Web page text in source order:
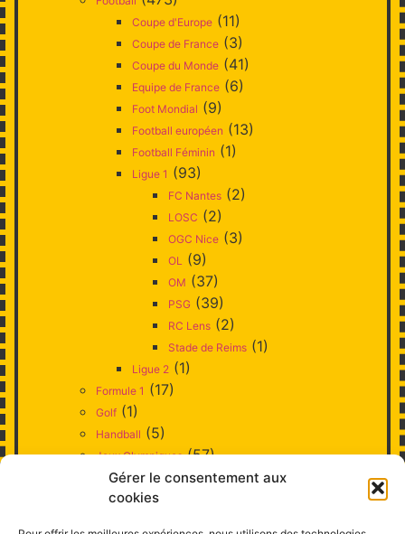
Gérer le consentement aux
cookies
Coupe d'Europe (11)
Coupe de France (3)
Coupe du Monde (41)
Equipe de France (6)
Foot Mondial (9)
Football européen (13)
Football Féminin (1)
Ligue 1 (93)
FC Nantes (2)
LOSC (2)
OGC Nice (3)
OL (9)
OM (37)
PSG (39)
RC Lens (2)
Stade de Reims (1)
Ligue 2 (1)
Formule 1 (17)
Golf (1)
Handball (5)
Jeux Olympiques(57)
Judo(3)
Natation(10)